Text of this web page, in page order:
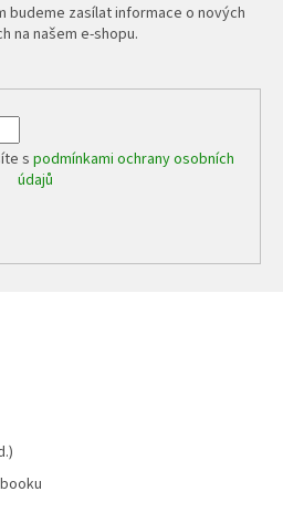
budeme zasílat informace o nových
na našem e-shopu.
s podmínkami ochrany osobních
údajů